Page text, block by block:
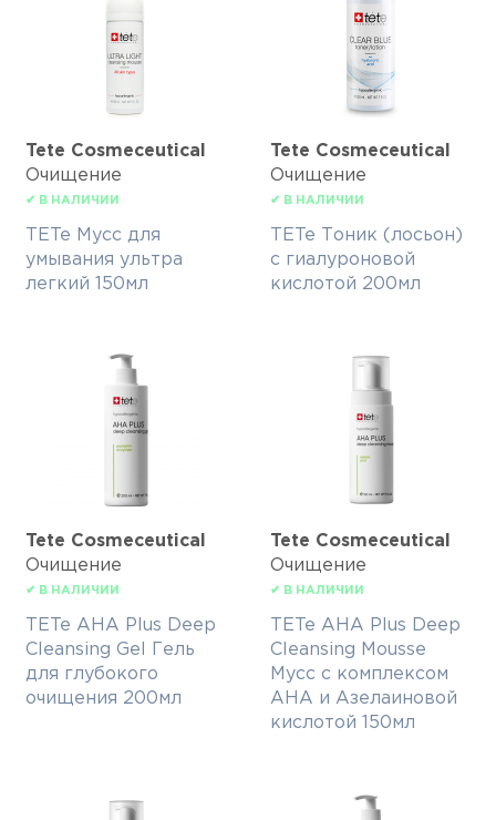
Tete Cosmeceutical
Очищение
✔ В НАЛИЧИИ
TETe Мусс для
умывания ультра
легкий 150мл
Tete Cosmeceutical
Очищение
✔ В НАЛИЧИИ
TETe Тоник (лосьон)
с гиалуроновой
кислотой 200мл
Tete Cosmeceutical
Очищение
✔ В НАЛИЧИИ
TETe AHA Plus Deep
Cleansing Gel Гель
для глубокого
очищения 200мл
Tete Cosmeceutical
Очищение
✔ В НАЛИЧИИ
TETe AHA Plus Deep
Cleansing Mousse
Мусс с комплексом
АНА и Азелаиновой
кислотой 150мл